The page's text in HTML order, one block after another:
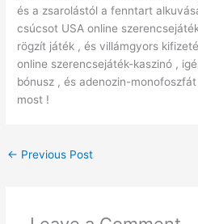
és a zsarolástól a fenntart
csúcsot USA online
rögzít játék , és villámgyors
online szerencsejáték-kaszinó ,
bónusz , és adenozin-
most !
← Previous Post